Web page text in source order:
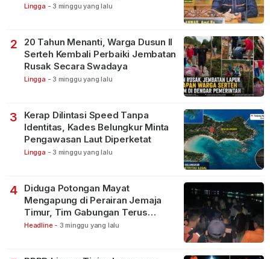
Lingga - 3 minggu yang lalu
2
20 Tahun Menanti, Warga Dusun II
Serteh Kembali Perbaiki Jembatan
Rusak Secara Swadaya
Lingga - 3 minggu yang lalu
3
Kerap Dilintasi Speed Tanpa
Identitas, Kades Belungkur Minta
Pengawasan Laut Diperketat
Lingga - 3 minggu yang lalu
4
Diduga Potongan Mayat
Mengapung di Perairan Jemaja
Timur, Tim Gabungan Terus
Lakukan Pencarian
Headline - 3 minggu yang lalu